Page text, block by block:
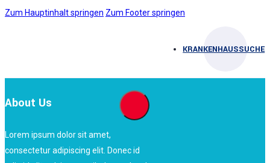
Zum Hauptinhalt springen Zum Footer springen
KRANKENHAUSSUCHE
About Us
Lorem ipsum dolor sit amet,
consectetur adipiscing elit. Donec id